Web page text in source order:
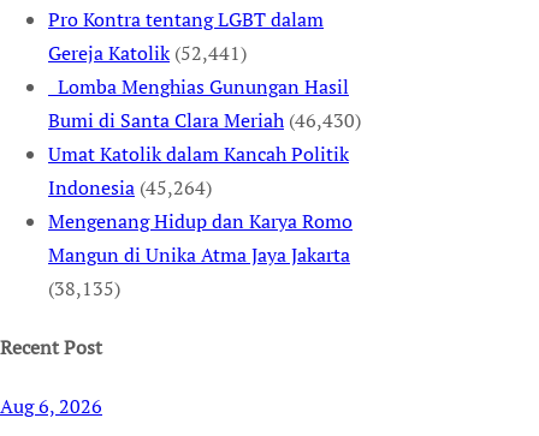
Pro Kontra tentang LGBT dalam
Gereja Katolik (52,441)
Lomba Menghias Gunungan Hasil
Bumi di Santa Clara Meriah (46,430)
Umat Katolik dalam Kancah Politik
Indonesia (45,264)
Mengenang Hidup dan Karya Romo
Mangun di Unika Atma Jaya Jakarta
(38,135)
Recent Post
Aug 6, 2026